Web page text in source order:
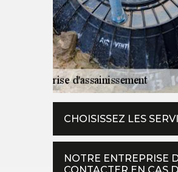
CHOISISSEZ LES
NOTRE ENTREPRISE